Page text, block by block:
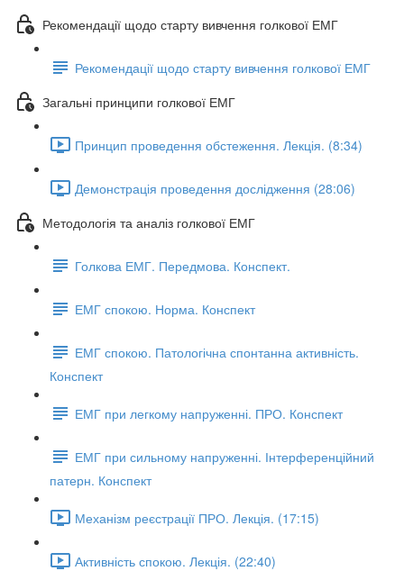
Рекомендації щодо старту вивчення голкової ЕМГ
Рекомендації щодо старту вивчення голкової ЕМГ
Загальні принципи голкової ЕМГ
Принцип проведення обстеження. Лекція. (8:34)
Демонстрація проведення дослідження (28:06)
Методологія та аналіз голкової ЕМГ
Голкова ЕМГ. Передмова. Конспект.
ЕМГ спокою. Норма. Конспект
ЕМГ спокою. Патологічна спонтанна активність.
Конспект
ЕМГ при легкому напруженні. ПРО. Конспект
ЕМГ при сильному напруженні. Інтерференційний
патерн. Конспект
Механізм реєстрації ПРО. Лекція. (17:15)
Активність спокою. Лекція. (22:40)